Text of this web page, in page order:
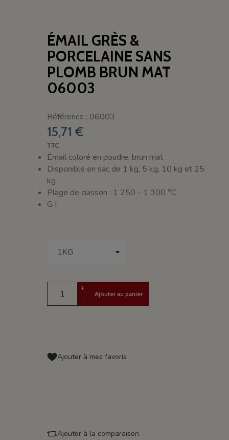
ÉMAIL GRÈS &
PORCELAINE SANS
PLOMB BRUN MAT
06003
Référence : 06003
15,71 €
TTC
Émail coloré en poudre, brun mat
Disponible en sac de 1 kg, 5 kg, 10 kg et 25
kg
Plage de cuisson : 1 250 - 1 300 °C
G I
+
-
Ajouter au panier
Ajouter à mes favoris
Ajouter à la comparaison